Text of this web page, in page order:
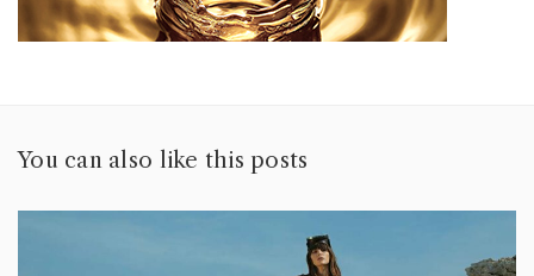
You can also like this posts